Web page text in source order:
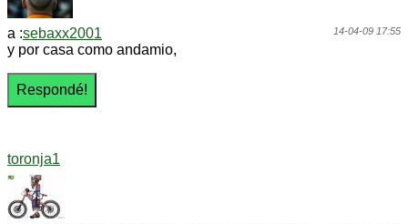
14-04-09 17:55
a :sebaxx2001
y por casa como andamio,
toronja1